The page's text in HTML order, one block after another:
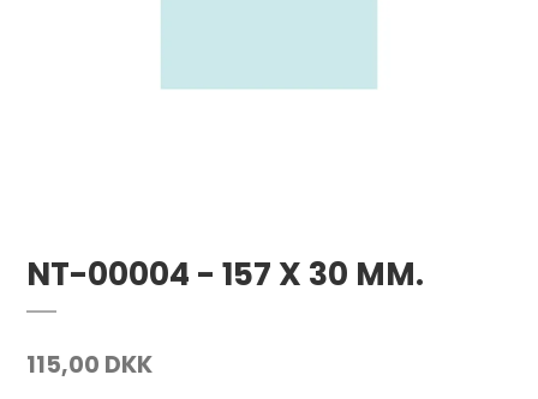
NT-00004 - 157 X 30 MM.
115,00 DKK